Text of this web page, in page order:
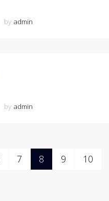
by admin
by admin
7 8 9
10